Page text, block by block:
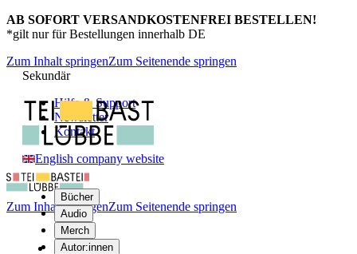
AB SOFORT VERSANDKOSTENFREI BESTELLEN!
*gilt nur für Bestellungen innerhalb DE
Zum Inhalt springenZum Seitenende springen
Sekundär
Hilfe & Support
Newsletter
Kontakt
English company website
Bücher
Audio
Merch
Autor:innen
Zum Inhalt springenZum Seitenende springen